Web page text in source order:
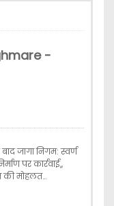
-
जागा निगम: स्वर्ण
पर कार्रवाई,,
की मोहलत…